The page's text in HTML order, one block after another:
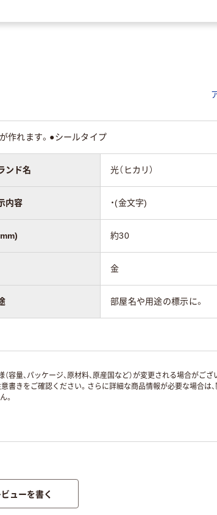
作れます。●シールタイプ
ンド名 光（ヒカリ）
内容 ・(金文字)
約30
金
部屋名や用途の標示に。
量、パッケージ、原材料、原産国など）が変更される場合がご
きをご確認ください。さらに詳細な商品情報が必要な場合は、
。
ューを書く